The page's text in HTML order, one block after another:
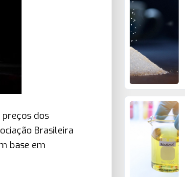
dos
Brasileira
base em